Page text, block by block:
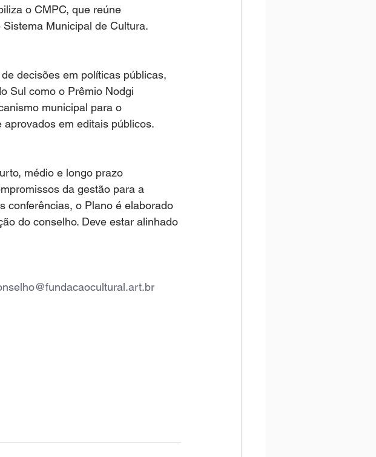
o CMPC, que reúne
Municipal de Cultura.
decisões em políticas públicas,
Sul como o Prêmio Nodgi
municipal para o
em editais públicos.
médio e longo prazo
da gestão para a
conferências, o Plano é elaborado
do conselho. Deve estar alinhado